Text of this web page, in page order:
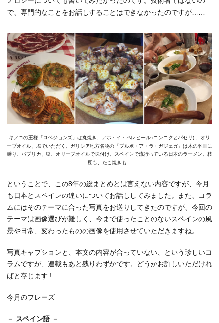
で、専門的なことをお話しすることはできなかったのですが……
キノコの王様「ロベジョンズ」は丸焼き、アホ・イ・ペレヒール (ニンニクとパセリ) 、オリ
ーブオイル、塩でいただく。ガリシア地方名物の「プルポ・ア・ラ・ガジェガ」は木の平皿に
乗り、パプリカ、塩、オリーブオイルで味付け。スペインで流行っている日本のラーメン。枝
豆も、たこ焼きも…
ということで、この8年の総まとめとは言えない内容ですが、今月
も日本とスペインの違いについてお話ししてみました。また、コラ
ムにはそのテーマに合った写真をお送りしてきたのですが、今回の
テーマは画像選びが難しく、今まで使ったことのないスペインの風
景や日常、変わったものの画像を使用させていただきますね。
写真キャプションと、本文の内容が合っていない、という珍しいコ
ラムですが、連載もあと残りわずかです。どうかお許しいただけれ
ばと存じます !
今月のフレーズ
－ スペイン語 －